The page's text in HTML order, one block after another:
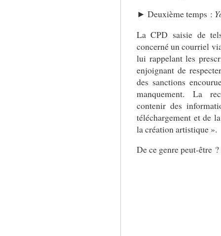
► Deuxième temps :
La CPD saisie de
concerné un courriel
lui rappelant les
enjoignant de
des sanctions
manquement. La
contenir des
téléchargement et de
la création artistique ».
De ce genre peut-être ?